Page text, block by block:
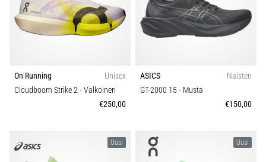
pistävästä
kantapääkivusta
juoksun
sen
jälkeen?
on
plantaarifaskiitti.
Hinta
Mallisto
Juoksun tyyppi
Droppi (mm)
On Running
Unisex
Cloudboom Strike 2- Valkoinen
€250,00
ASICS
Naisten
GT-2000 15- Musta
€150,00
Uusi Uusi